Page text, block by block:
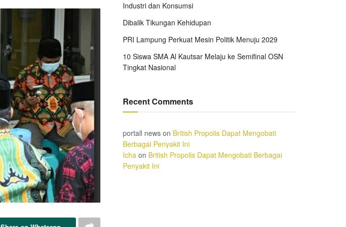
Industri dan Konsumsi
Dibalik Tikungan Kehidupan
PRI Lampung Perkuat Mesin Politik Menuju 2029
10 Siswa SMA Al Kautsar Melaju ke Semifinal OSN
Tingkat Nasional
Recent Comments
portall news on British Propolis Dapat Mengobati
Berbagai Penyakit Ini
Icha on British Propolis Dapat Mengobati Berbagai
Penyakit Ini